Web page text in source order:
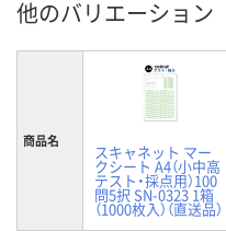
他のバリエーション
商品名
スキャネット マー
クシート A4（小中高
テスト・採点用）100
問5択 SN-0323 1箱
（1000枚入）（直送品）